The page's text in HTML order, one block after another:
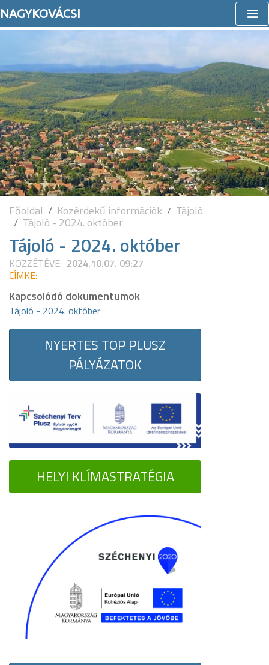
NAGYKOVÁCSI
Főoldal Közérdekű információk Tájoló
Tájoló - 2024. október
Tájoló - 2024. október
KÖZZÉTÉVE: 2024.10.07. 09:27
CÍMKE:
Kapcsolódó dokumentumok
Tájoló - 2024. október
NYERTES TOP PLUSZ
PÁLYÁZATOK
HELYI KLÍMASTRATÉGIA